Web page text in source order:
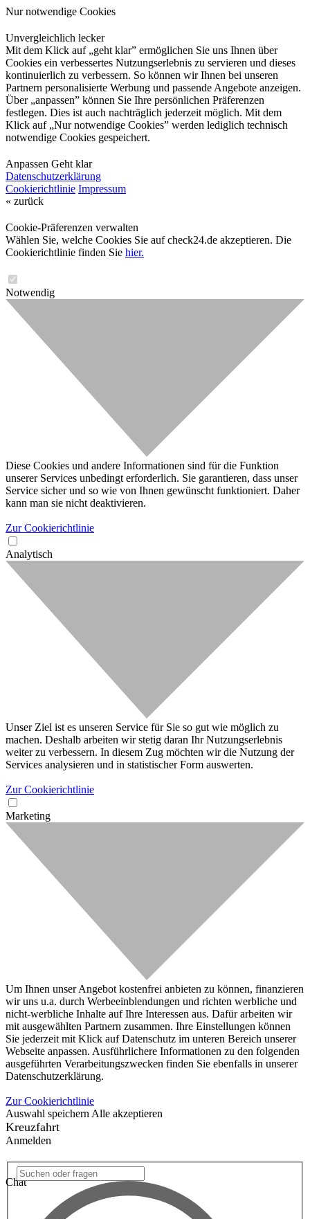
Nur notwendige Cookies
Unvergleichlich lecker
Mit dem Klick auf „geht klar” ermöglichen Sie uns Ihnen über
Cookies ein verbessertes Nutzungserlebnis zu servieren und dieses
kontinuierlich zu verbessern. So können wir Ihnen bei unseren
Partnern personalisierte Werbung und passende Angebote anzeigen.
Über „anpassen” können Sie Ihre persönlichen Präferenzen
festlegen. Dies ist auch nachträglich jederzeit möglich. Mit dem
Klick auf „Nur notwendige Cookies” werden lediglich technisch
notwendige Cookies gespeichert.
Anpassen Geht klar
Datenschutzerklärung
Cookierichtlinie Impressum
« zurück
Cookie-Präferenzen verwalten
Wählen Sie, welche Cookies Sie auf check24.de akzeptieren. Die
Cookierichtlinie finden Sie hier.
Notwendig
Diese Cookies und andere Informationen sind für die Funktion
unserer Services unbedingt erforderlich. Sie garantieren, dass unser
Service sicher und so wie von Ihnen gewünscht funktioniert. Daher
kann man sie nicht deaktivieren.
Zur Cookierichtlinie
Analytisch
Unser Ziel ist es unseren Service für Sie so gut wie möglich zu
machen. Deshalb arbeiten wir stetig daran Ihr Nutzungserlebnis
weiter zu verbessern. In diesem Zug möchten wir die Nutzung der
Services analysieren und in statistischer Form auswerten.
Zur Cookierichtlinie
Marketing
Um Ihnen unser Angebot kostenfrei anbieten zu können, finanzieren
wir uns u.a. durch Werbeeinblendungen und richten werbliche und
nicht-werbliche Inhalte auf Ihre Interessen aus. Dafür arbeiten wir
mit ausgewählten Partnern zusammen. Ihre Einstellungen können
Sie jederzeit mit Klick auf Datenschutz im unteren Bereich unserer
Webseite anpassen. Ausführlichere Informationen zu den folgenden
ausgeführten Verarbeitungszwecken finden Sie ebenfalls in unserer
Datenschutzerklärung.
Zur Cookierichtlinie
Auswahl speichern Alle akzeptieren
Kreuzfahrt
Anmelden
Chat